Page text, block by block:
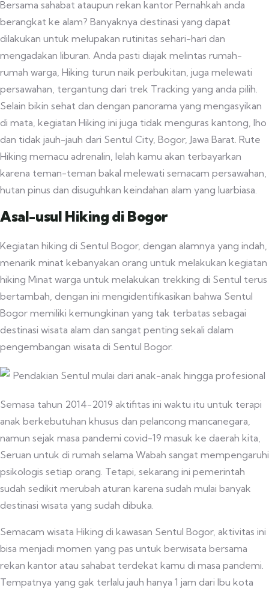
Bersama sahabat ataupun rekan kantor Pernahkah anda
berangkat ke alam? Banyaknya destinasi yang dapat
dilakukan untuk melupakan rutinitas sehari-hari dan
mengadakan liburan. Anda pasti diajak melintas rumah-
rumah warga, Hiking turun naik perbukitan, juga melewati
persawahan, tergantung dari trek Tracking yang anda pilih.
Selain bikin sehat dan dengan panorama yang mengasyikan
di mata, kegiatan Hiking ini juga tidak menguras kantong, lho
dan tidak jauh-jauh dari Sentul City, Bogor, Jawa Barat. Rute
Hiking memacu adrenalin, lelah kamu akan terbayarkan
karena teman-teman bakal melewati semacam persawahan,
hutan pinus dan disuguhkan keindahan alam yang luarbiasa.
Asal-usul Hiking di Bogor
Kegiatan hiking di Sentul Bogor, dengan alamnya yang indah,
menarik minat kebanyakan orang untuk melakukan kegiatan
hiking Minat warga untuk melakukan trekking di Sentul terus
bertambah, dengan ini mengidentifikasikan bahwa Sentul
Bogor memiliki kemungkinan yang tak terbatas sebagai
destinasi wisata alam dan sangat penting sekali dalam
pengembangan wisata di Sentul Bogor.
Semasa tahun 2014-2019 aktifitas ini waktu itu untuk terapi
anak berkebutuhan khusus dan pelancong mancanegara,
namun sejak masa pandemi covid-19 masuk ke daerah kita,
Seruan untuk di rumah selama Wabah sangat mempengaruhi
psikologis setiap orang. Tetapi, sekarang ini pemerintah
sudah sedikit merubah aturan karena sudah mulai banyak
destinasi wisata yang sudah dibuka.
Semacam wisata Hiking di kawasan Sentul Bogor, aktivitas ini
bisa menjadi momen yang pas untuk berwisata bersama
rekan kantor atau sahabat terdekat kamu di masa pandemi.
Tempatnya yang gak terlalu jauh hanya 1 jam dari Ibu kota